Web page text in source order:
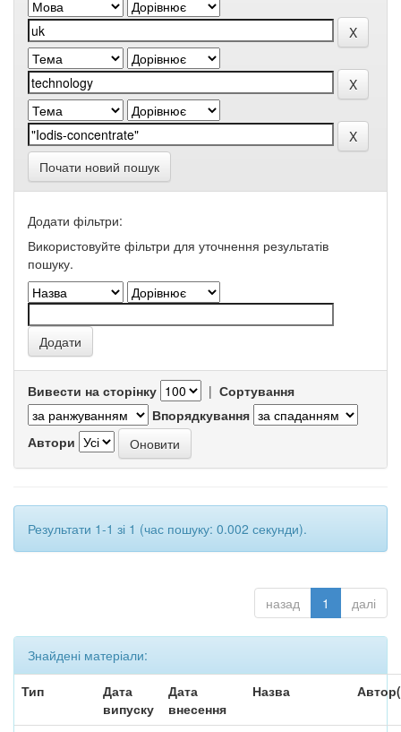
Почати новий пошук
Додати фільтри:
Використовуйте фільтри для уточнення результатів
пошуку.
Вивести на сторінку | Сортування
Впорядкування
Автори
Результати 1-1 зі 1 (час пошуку: 0.002 секунди).
назад 1 далі
Знайдені матеріали:
Тип
Дата
випуску
Дата
внесення
Назва